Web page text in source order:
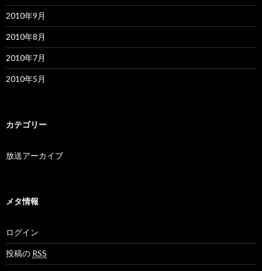
2010年9月
2010年8月
2010年7月
2010年5月
カテゴリー
放送アーカイブ
メタ情報
ログイン
投稿の RSS